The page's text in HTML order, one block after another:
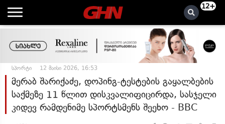
12+
სპორტი 12 მაისი 2026, 16:53
მერაბ შარიქაძე, დოპინგ-ტესტების გაყალბების
საქმეზე 11 წლით დისკვალიფიცირდა, სასჯელი
კიდევ რამდენიმე სპორტსმენს შეეხო - BBC